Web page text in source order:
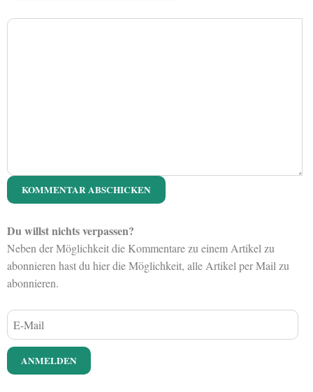
Du willst nichts verpassen?
Neben der Möglichkeit die Kommentare zu einem Artikel zu
abonnieren hast du hier die Möglichkeit, alle Artikel per Mail zu
abonnieren.